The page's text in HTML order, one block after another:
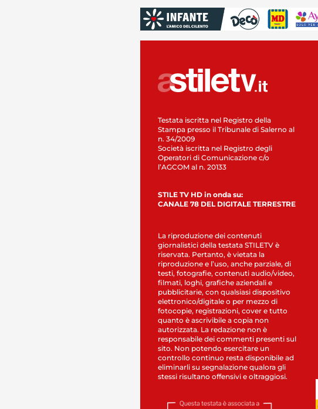
Testata iscritta nel Registro della
Stampa presso il Tribunale di Salerno al
n. 34/2009
Società iscritta nel Registro degli
Operatori di Comunicazione c/o
l’AGCOM al n. 20133
STILE TV HD in onda su:
CANALE 78 DEL DIGITALE TERRESTRE
La riproduzione dei contenuti
giornalistici della testata STILETV è
riservata. Pertanto, è vietata la
riproduzione e l’uso, anche parziale, di
testi, fotografie, contenuti audio/video,
filmati, loghi, grafiche aziendali e
pubblicitarie, con qualsiasi dispositivo
elettronico/digitale o per mezzo di
fotocopie, registrazioni, cover e tutto
quanto è ascrivibile a copia non
autorizzata. La redazione non è
responsabile dei commenti presenti sul
sito. Non potendo esercitare un
controllo continuo resta disponibile ad
eliminarli su segnalazione qualora gli
stessi risultano offensivi e oltraggiosi.